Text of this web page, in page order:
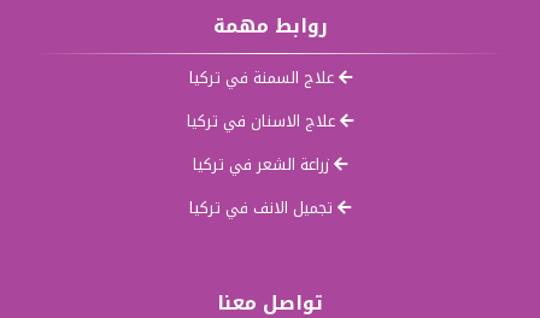
روابط مهمة
علاج السمنة في تركيا
علاج الاسنان في تركيا
زراعة الشعر في تركيا
تجميل الانف في تركيا
تواصل معنا